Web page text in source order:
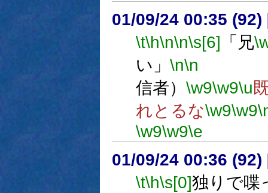
01/09/24 00:35 (92)
\t\h\n\n\s[6] 「兄
い」 \n\n
信者） \w9\w9\u
れとるな\w9\w9
\w9\w9\e
01/09/24 00:36 (92)
\t\h\s[0]独りで喋